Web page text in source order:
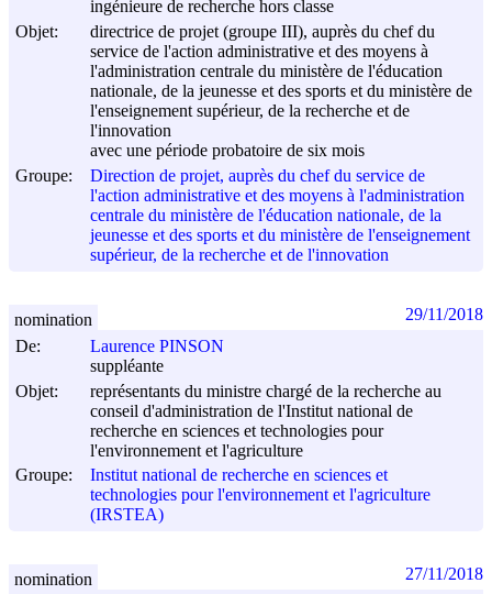
ingénieure de recherche hors classe
Objet:
directrice de projet (groupe III), auprès du chef du
service de l'action administrative et des moyens à
l'administration centrale du ministère de l'éducation
nationale, de la jeunesse et des sports et du ministère de
l'enseignement supérieur, de la recherche et de
l'innovation
avec une période probatoire de six mois
Groupe:
Direction de projet, auprès du chef du service de
l'action administrative et des moyens à l'administration
centrale du ministère de l'éducation nationale, de la
jeunesse et des sports et du ministère de l'enseignement
supérieur, de la recherche et de l'innovation
De:
Laurence PINSON
suppléante
Objet:
représentants du ministre chargé de la recherche au
conseil d'administration de l'Institut national de
recherche en sciences et technologies pour
l'environnement et l'agriculture
Groupe:
Institut national de recherche en sciences et
technologies pour l'environnement et l'agriculture
(IRSTEA)
nomination 29/11/2018
nomination 27/11/2018